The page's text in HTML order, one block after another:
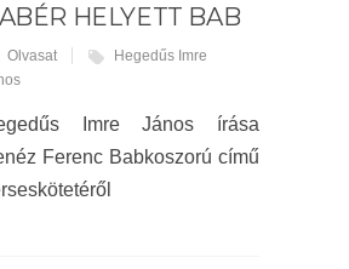
HELYETT BAB
Olvasat
Hegedűs Imre
Imre János írása
Ferenc Babkoszorú című